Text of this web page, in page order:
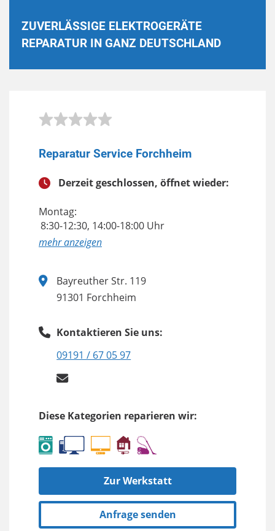
ZUVERLÄSSIGE ELEKTROGERÄTE
REPARATUR IN GANZ DEUTSCHLAND
Reparatur Service Forchheim
Derzeit geschlossen, öffnet wieder:
Montag:
8:30-12:30, 14:00-18:00 Uhr
anzeigen
Bayreuther Str. 119
91301 Forchheim
Kontaktieren Sie uns:
09191 / 67 05 97
Diese Kategorien reparieren wir:
Zur Werkstatt
Anfrage senden